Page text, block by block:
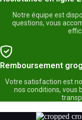
Notre équipe est
questions, vous
Remboursement
Votre satisfaction est
nos conditions, vous